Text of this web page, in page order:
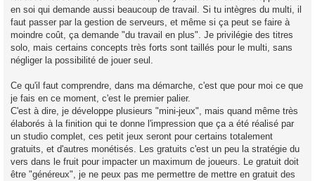
en soi qui demande aussi beaucoup de travail. Si tu intègres du multi, il
faut passer par la gestion de serveurs, et même si ça peut se faire à
moindre coût, ça demande "du travail en plus". Je privilégie des titres
solo, mais certains concepts très forts sont taillés pour le multi, sans
négliger la possibilité de jouer seul.
Ce qu'il faut comprendre, dans ma démarche, c'est que pour moi ce que
je fais en ce moment, c'est le premier palier.
C'est à dire, je développe plusieurs "mini-jeux", mais quand même très
élaborés à la finition qui te donne l'impression que ça a été réalisé par
un studio complet, ces petit jeux seront pour certains totalement
gratuits, et d'autres monétisés. Les gratuits c'est un peu la stratégie du
vers dans le fruit pour impacter un maximum de joueurs. Le gratuit doit
être "généreux", je ne peux pas me permettre de mettre en gratuit des